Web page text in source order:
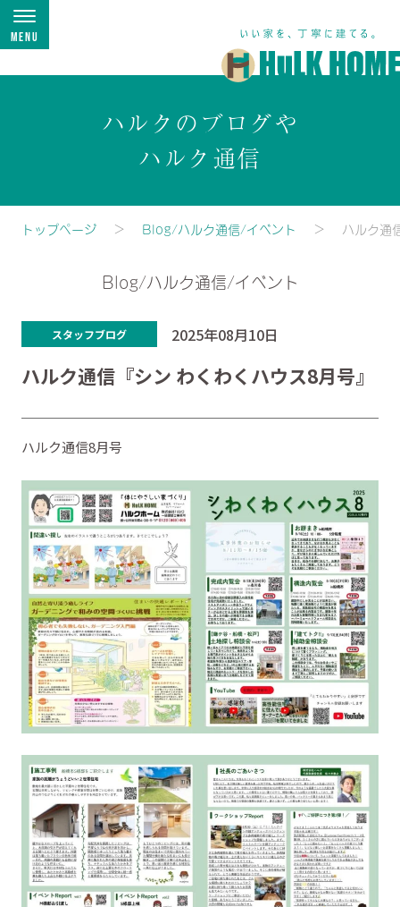
Menu
ハルクのブログや
ハルク通信
トップページ Blog/ハルク通信/イベント ハルク通
Blog/ハルク通信/イベント
スタッフブログ 2025年08月10日
ハルク通信『シン わくわくハウス8月号』
ハルク通信8月号